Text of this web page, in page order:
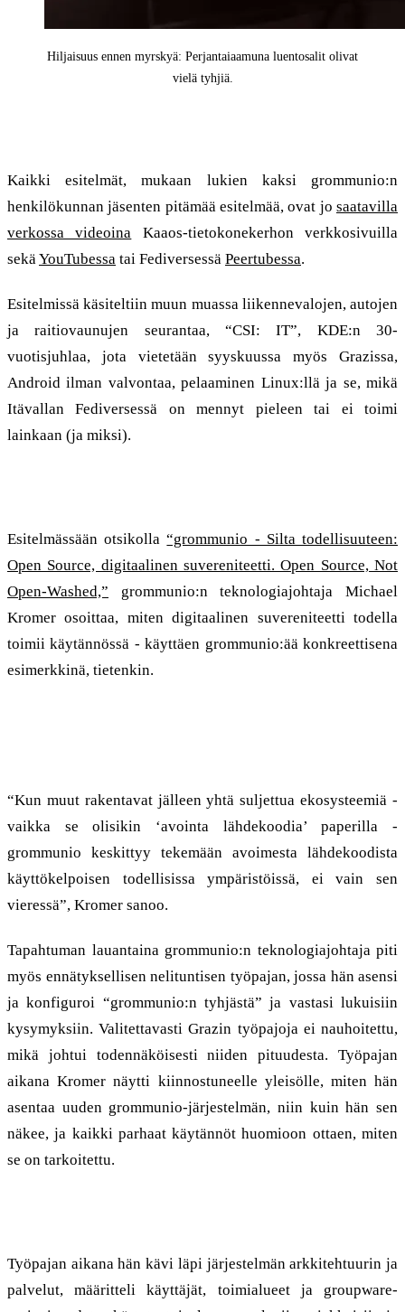
Hiljaisuus ennen myrskyä: Perjantaiaamuna luentosalit olivat
vielä tyhjiä.
Kaikki esitelmät, mukaan lukien kaksi grommunio:n
henkilökunnan jäsenten pitämää esitelmää, ovat jo saatavilla
verkossa videoina Kaaos-tietokonekerhon verkkosivuilla
sekäYouTubessa tai Fediversessä Peertubessa.
Esitelmissä käsiteltiin muun muassa liikennevalojen, autojen
ja raitiovaunujen seurantaa, “CSI: IT”, KDE:n 30-
vuotisjuhlaa, jota vietetään syyskuussa myös Grazissa,
Android ilman valvontaa, pelaaminen Linux:llä ja se, mikä
Itävallan Fediversessä on mennyt pieleen tai ei toimi
lainkaan (ja miksi).
Esitelmässään otsikolla“grommunio - Silta todellisuuteen:
Open Source, digitaalinen suvereniteetti. Open Source, Not
Open-Washed,” grommunio:n teknologiajohtaja Michael
Kromer osoittaa, miten digitaalinen suvereniteetti todella
toimii käytännössä - käyttäen grommunio:ää konkreettisena
esimerkkinä, tietenkin.
“Kun muut rakentavat jälleen yhtä suljettua ekosysteemiä -
vaikka se olisikin ‘avointa lähdekoodia’ paperilla -
grommunio keskittyy tekemään avoimesta lähdekoodista
käyttökelpoisen todellisissa ympäristöissä, ei vain sen
vieressä”, Kromer sanoo.
Tapahtuman lauantaina grommunio:n teknologiajohtaja piti
myös ennätyksellisen nelituntisen työpajan, jossa hän asensi
ja konfiguroi “grommunio:n tyhjästä” ja vastasi lukuisiin
kysymyksiin. Valitettavasti Grazin työpajoja ei nauhoitettu,
mikä johtui todennäköisesti niiden pituudesta. Työpajan
aikana Kromer näytti kiinnostuneelle yleisölle, miten hän
asentaa uuden grommunio-järjestelmän, niin kuin hän sen
näkee, ja kaikki parhaat käytännöt huomioon ottaen, miten
se on tarkoitettu.
Työpajan aikana hän kävi läpi järjestelmän arkkitehtuurin ja
palvelut, määritteli käyttäjät, toimialueet ja groupware-